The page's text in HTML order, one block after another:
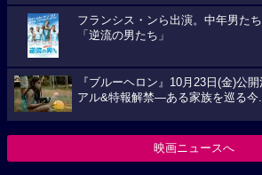
フランシス・ンら出演。中年男た
「逆流の男たち」
『ブルーヘロン』10月23日(金)公
アル&特報解禁―ある家族を巡る今
映画ニュースへ